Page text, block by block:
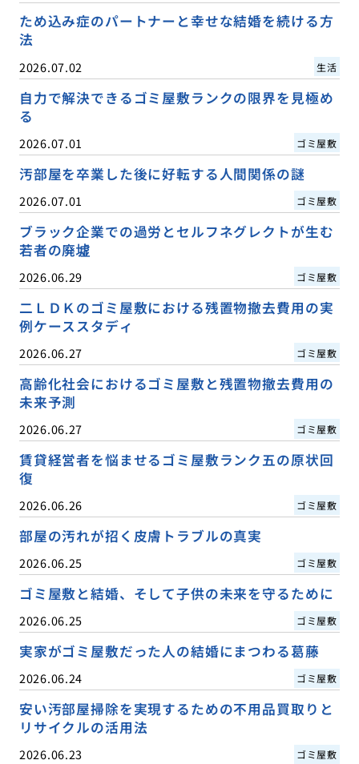
ため込み症のパートナーと幸せな結婚を続ける方
法
2026.07.02 生活
自力で解決できるゴミ屋敷ランクの限界を見極め
る
2026.07.01 ゴミ屋敷
汚部屋を卒業した後に好転する人間関係の謎
2026.07.01 ゴミ屋敷
ブラック企業での過労とセルフネグレクトが生む
若者の廃墟
2026.06.29 ゴミ屋敷
二ＬＤＫのゴミ屋敷における残置物撤去費用の実
例ケーススタディ
2026.06.27 ゴミ屋敷
高齢化社会におけるゴミ屋敷と残置物撤去費用の
未来予測
2026.06.27 ゴミ屋敷
賃貸経営者を悩ませるゴミ屋敷ランク五の原状回
復
2026.06.26 ゴミ屋敷
部屋の汚れが招く皮膚トラブルの真実
2026.06.25 ゴミ屋敷
ゴミ屋敷と結婚、そして子供の未来を守るために
2026.06.25 ゴミ屋敷
実家がゴミ屋敷だった人の結婚にまつわる葛藤
2026.06.24 ゴミ屋敷
安い汚部屋掃除を実現するための不用品買取りと
リサイクルの活用法
2026.06.23 ゴミ屋敷